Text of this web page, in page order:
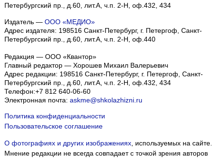
Петербургский пр., д.60, лит.А, ч.п. 2-Н, оф.432, 434
Издатель — ООО «МЕДИО»
Адрес издателя: 198516 Санкт-Петербург, г. Петергоф, Санкт-
Петербургский пр., д.60, лит.А, ч.п. 2-Н, оф.440
Редакция — ООО «Квантор»
Главный редактор — Хорошев Михаил Валерьевич
Адрес редакции: 198516 Санкт-Петербург, г. Петергоф, Санкт-
Петербургский пр., д.60, лит.А, ч.п. 2-Н, оф.432, 434
Телефон:+7 812 640-06-60
Электронная почта: askme@shkolazhizni.ru
Политика конфиденциальности
Пользовательское соглашение
О фотографиях и других изображениях, используемых на сайте.
Мнение редакции не всегда совпадает с точкой зрения авторов